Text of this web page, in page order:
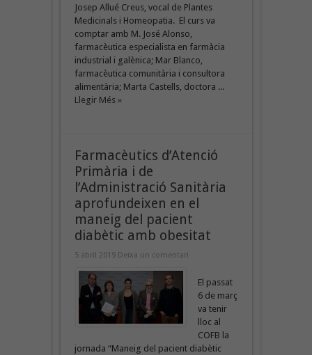
Josep Allué Creus, vocal de Plantes
Medicinals i Homeopatia. El curs va
comptar amb M. José Alonso,
farmacèutica especialista en farmàcia
industrial i galènica; Mar Blanco,
farmacèutica comunitària i consultora
alimentària; Marta Castells, doctora ...
Llegir Més »
Farmacèutics d’Atenció
Primària i de
l’Administració Sanitària
aprofundeixen en el
maneig del pacient
diabètic amb obesitat
5 abril 2019 Deixa un comentari
El passat
6 de març
va tenir
lloc al
COFB la
jornada “Maneig del pacient diabètic